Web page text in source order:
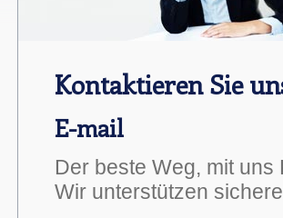
Kontaktieren Sie
E-mail
Der beste Weg, mit
Wir unterstützen